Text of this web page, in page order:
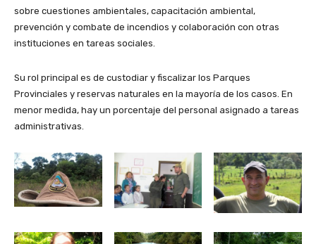
sobre cuestiones ambientales, capacitación ambiental,
prevención y combate de incendios y colaboración con otras
instituciones en tareas sociales.
Su rol principal es de custodiar y fiscalizar los Parques
Provinciales y reservas naturales en la mayoría de los casos. En
menor medida, hay un porcentaje del personal asignado a tareas
administrativas.